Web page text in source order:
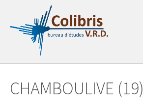
contenu
CHAMBOULIVE (19)